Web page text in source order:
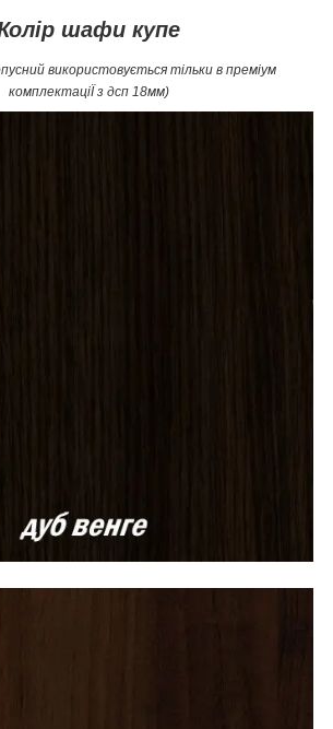
шафи купе
використовується тільки в преміум
комплектаціЇ з дсп 18мм)